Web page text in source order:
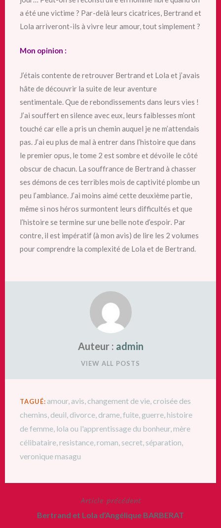
a été une victime ? Par-delà leurs cicatrices, Bertrand et
Lola arriveront-ils à vivre leur amour, tout simplement ?
Mon opinion :
J’étais contente de retrouver Bertrand et Lola et j’avais
hâte de découvrir la suite de leur aventure
sentimentale. Que de rebondissements dans leurs vies !
J’ai souffert en silence avec eux, leurs faiblesses m’ont
touché car elle a pris un chemin auquel je ne m’attendais
pas. J’ai eu plus de mal à entrer dans l’histoire que dans
le premier opus, le tome 2 est sombre et dévoile le côté
obscur de chacun. La souffrance de Bertrand à chasser
ses démons de ces terribles mois de captivité plombe un
peu l’ambiance. J’ai moins aimé cette deuxième partie,
même si nos héros surmontent leurs difficultés et que
l’histoire se termine sur une belle note d’espoir Par
contre, il est impératif (à mon avis) de lire les 2 volumes
pour comprendre la complexité de Lola et de Bertrand.
Auteur : admin
VIEW ALL POSTS
TAGUÉ: amour,avis,changement de vie,croisée des
chemins, deuil, divorce, drame,fuite,guerre,histoire
de femme, lola ou l'apprentissage du bonheur,mère
célibataire,resistance,roman, secret, séparation,
veronique masagu
Article précédent
Bertrand et Lola d’Angélique BARBERAT